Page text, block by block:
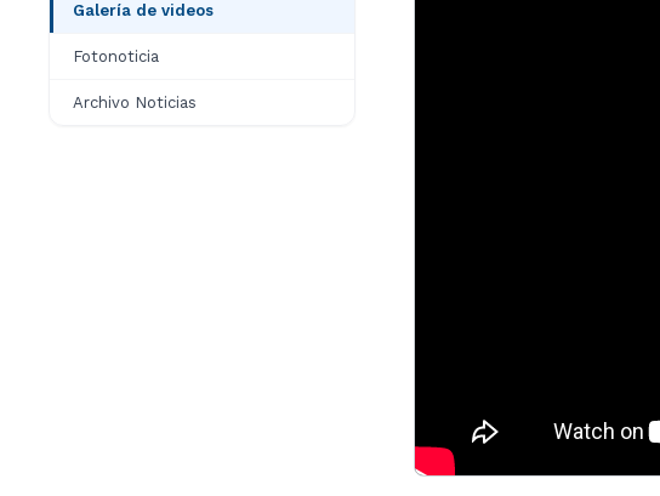
Galería de videos
Fotonoticia
Archivo Noticias